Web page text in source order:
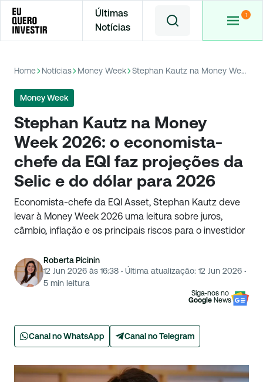
Últimas
Notícias
Home Notícias Money Week Stephan Kautz na Money Week 2026: o economista-chefe da EQI faz projeções da Selic e do dólar para 2026
Money Week
Stephan Kautz na Money
Week 2026: o economista-
chefe da EQI faz projeções da
Selic e do dólar para 2026
Economista-chefe da EQI Asset, Stephan Kautz deve
levar à Money Week 2026 uma leitura sobre juros,
câmbio, inflação e os principais riscos para o investidor
Roberta Picinin
12 Jun 2026 às 16:38 · Última atualização: 12 Jun 2026 ·
5 min leitura
Siga-nos no
Google News
Canal no WhatsApp Canal no Telegram